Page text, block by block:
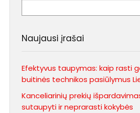
Naujausi įrašai
Efektyvus taupymas: kaip rasti
buitinės technikos pasiūlymus
Kanceliarinių prekių
sutaupyti ir neprarasti kokybės